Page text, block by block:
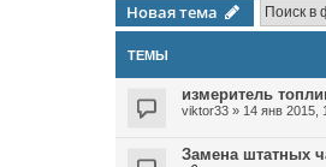
Новая тема
ТЕМЫ
измеритель
viktor33 » 14 янв 2015,
Замена штатных